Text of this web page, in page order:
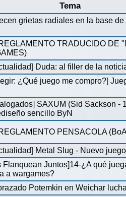
Tema
grietas radiales en la base
TRADUCIDO DE
] Duda: al filler de la
¿Qué juego me compro?]
] SAXUM (Sid Sackson -
sencillo ByN
PENSACOLA
] Metal Slug - Nuevo
Flanquean Juntos]14-¿A qué
a wargames?
Potemkin en Weichar